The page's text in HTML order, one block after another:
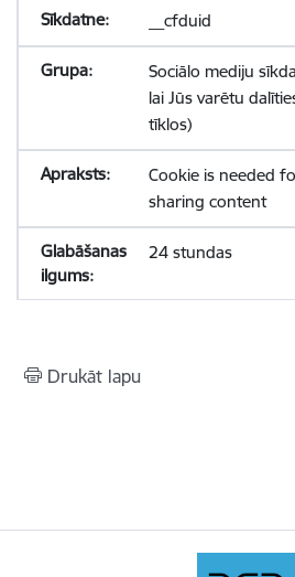
__cfduid
Sociālo mediju
lai Jūs varētu
tīklos)
Cookie is needed
sharing content
24 stundas
Drukāt lapu